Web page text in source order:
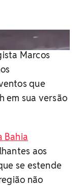
Marcos
que
em sua versão
Bahia
aos
se estende
não